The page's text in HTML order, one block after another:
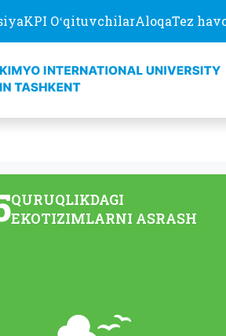
KPI OʻqituvchilarAloqaTez
QURUQLIKDAGI
EKOTIZIMLARNI ASRASH